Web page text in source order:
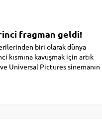
fragman geldi!
biri olarak dünya
kısmına kavuşmak için artık
Universal Pictures sinemanın